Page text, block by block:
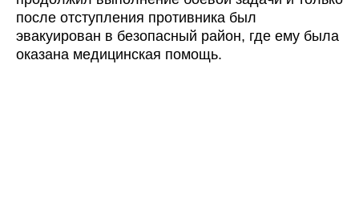
после отступления противника был
эвакуирован в безопасный район, где ему была
оказана медицинская помощь.